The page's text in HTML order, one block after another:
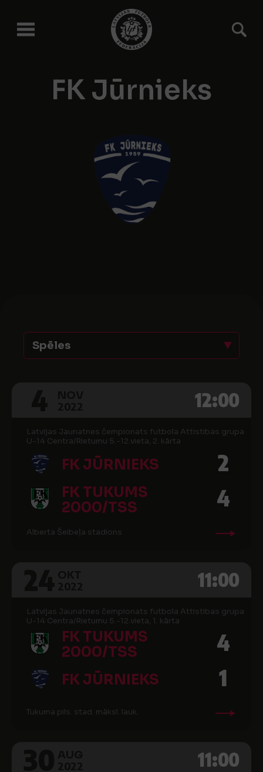
FK Jūrnieks
Spēles
12:00
Latvijas Jaunatnes čempionats futbola Attistibas grupa
U-14 Centra/Rietumu 5.-12.vieta, 2. kārta
FK JŪRNIEKS 2
FK TUKUMS
2000/TSS
4
Alberta Šeibeļa stadions
11:00
Latvijas Jaunatnes čempionats futbola Attistibas grupa
U-14 Centra/Rietumu 5.-12.vieta, 1. kārta
FK TUKUMS
2000/TSS
4
FK JŪRNIEKS 1
Tukuma pils. stad. māksl. lauk.
11:00